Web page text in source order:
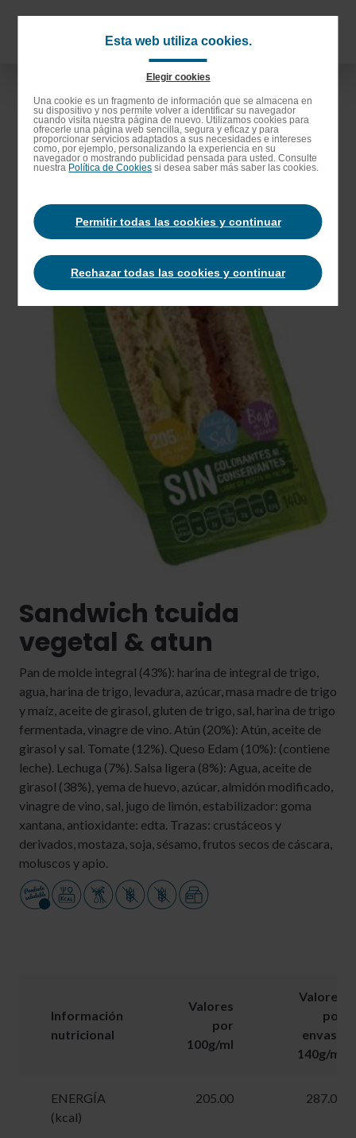
Sandwich tcuida
vegetal & atun
Pan de molde integral (43%): harina de integral de trigo,
agua, harina de trigo, levadura, azúcar, masa madre de trigo
y maíz, aceite de girasol, gluten de trigo, sal, harina de trigo
fermentada, vinagre de vino. Atún (20%): Atún, aceite de
girasol y sal. Tomate (12%). Queso Edam (10%): (contiene
leche). Lechuga (7%). Salsa ligera (8%): Agua, aceite de
girasol (38%), yema de huevo, azúcar, almidón modificado,
vinagre de vino, sal, jugo de limón, estabilizador: goma
xantana, antioxidante: edta. Trazas: crustáceos y
derivados, mostaza, soja, sésamo, frutos secos de cáscara,
moluscos y apio.
Información
nutricional
Valores
por
100g/ml
Valores
por
envase
140g/ml
ENERGÍA
(kcal)
205.00 287.00
Esta web utiliza cookies.
Elegir cookies
Una cookie es un fragmento de información que se almacena en
su dispositivo y nos permite volver a identificar su navegador
cuando visita nuestra página de nuevo. Utilizamos cookies para
ofrecerle una página web sencilla, segura y eficaz y para
proporcionar servicios adaptados a sus necesidades e intereses
como, por ejemplo, personalizando la experiencia en su
navegador o mostrando publicidad pensada para usted. Consulte
nuestra Política de Cookies si desea saber más saber las cookies.
Permitir todas las cookies y continuar
Rechazar todas las cookies y continuar